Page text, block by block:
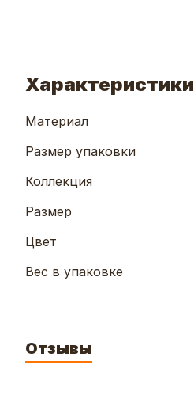
Характеристики
Материал
Размер упаковки
Коллекция
Размер
Цвет
Вес в упаковке
Отзывы